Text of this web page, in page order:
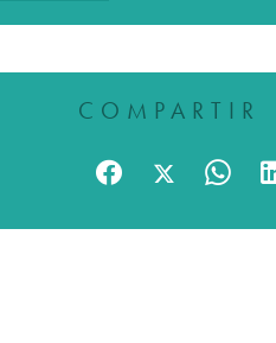
COMPARTIR